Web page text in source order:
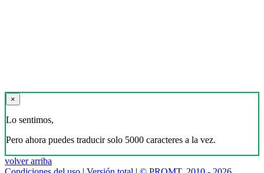
×
Lo sentimos,
Pero ahora puedes traducir solo 5000 caracteres a la vez.
volver arriba